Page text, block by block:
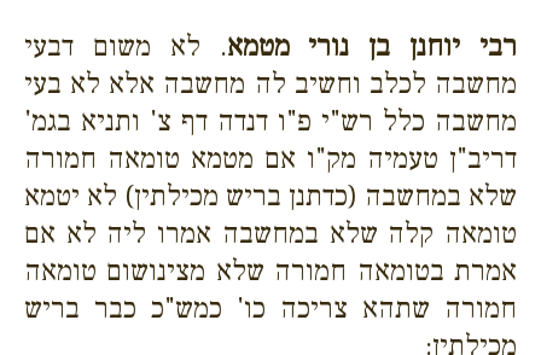
רבי יוחנן בן נורי מטמא. לא משום דבעי
מחשבה לכלב וחשיב לה מחשבה אלא לא בעי
מחשבה כלל רש"י פ"ו דנדה דף צ' ותניא בגמ'
דריב"ן טעמיה מק"ו אם מטמא טומאה חמורה
שלא במחשבה (כדתנן בריש מכילתין) לא יטמא
טומאה קלה שלא במחשבה אמרו ליה לא אם
אמרת בטומאה חמורה שלא מצינושום טומאה
חמורה שתהא צריכה כו' כמש"כ כבר בריש
מכילתין: